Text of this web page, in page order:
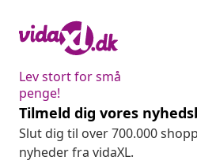
Lev stort for små
penge!
Tilmeld dig vores
Slut dig til over 700.000
nyheder fra vidaXL.